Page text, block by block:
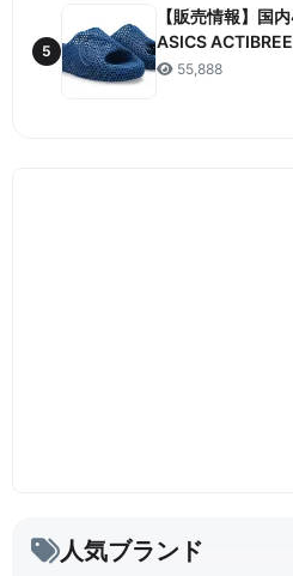
5
【販売情報】国
ASICS
“MAKO BLUE” 販
55,888
人気ブランド